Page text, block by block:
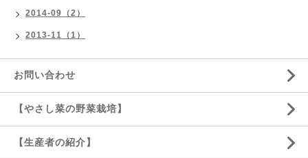
2014-09（2）
2013-11（1）
お問い合わせ
【やさし菜の野菜栽培】
【生産者の紹介】